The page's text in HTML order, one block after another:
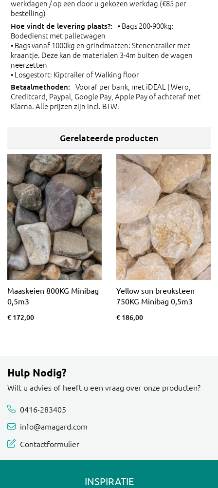
werkdagen / op een door u gekozen werkdag (€85 per
bestelling)
• Bags 200-900kg:
Bodedienst met palletwagen
• Bags vanaf 1000kg en grindmatten: Stenentrailer met
kraantje. Deze kan de materialen 3-4m buiten de wagen
neerzetten
• Losgestort: Kiptrailer of Walking floor
Vooraf per bank, met iDEAL | Wero,
Creditcard, Paypal, Google Pay, Apple Pay of achteraf met
Klarna. Alle prijzen zijn incl. BTW.
Gerelateerde producten
Maaskeien 800KG Minibag
0,5m3
€ 172,00
Yellow sun breuksteen
750KG Minibag 0,5m3
€ 186,00
Hulp Nodig?
Wilt u advies of heeft u een vraag over onze producten?
0416-283405
info@amagard.com
Contactformulier
INSPIRATIE